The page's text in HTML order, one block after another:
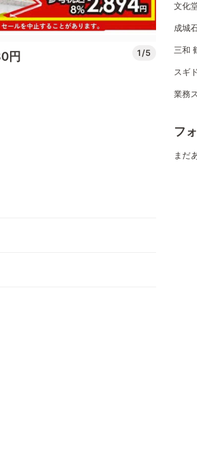
円 1/5
文化
成城
三和
スギ
業務
フ
まだ